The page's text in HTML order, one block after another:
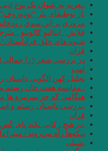
.تعزیه به عنوان یک نوع
.از بوطیقای نثر
مروری بر اين سوي
فلاش . ایتالیو کالوینو .
شیوه های خلق
قران
در بررسی شعر رُزا جمالی
لهب
تحلیل کهن الگویی
. مقایسه هفت ‌خان رستم
هنگامی که جز سرنیزه ها
.بررسی داستان رستم و
قران
.در هیچ رکابی نکند پای
پنكه‌ها راه مي‌روند / میترا
.شبلی